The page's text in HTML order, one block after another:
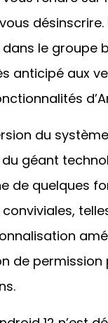
du système
du géant
de quelques
de permission
12 n’est
devrait
/ OnePlus
autres